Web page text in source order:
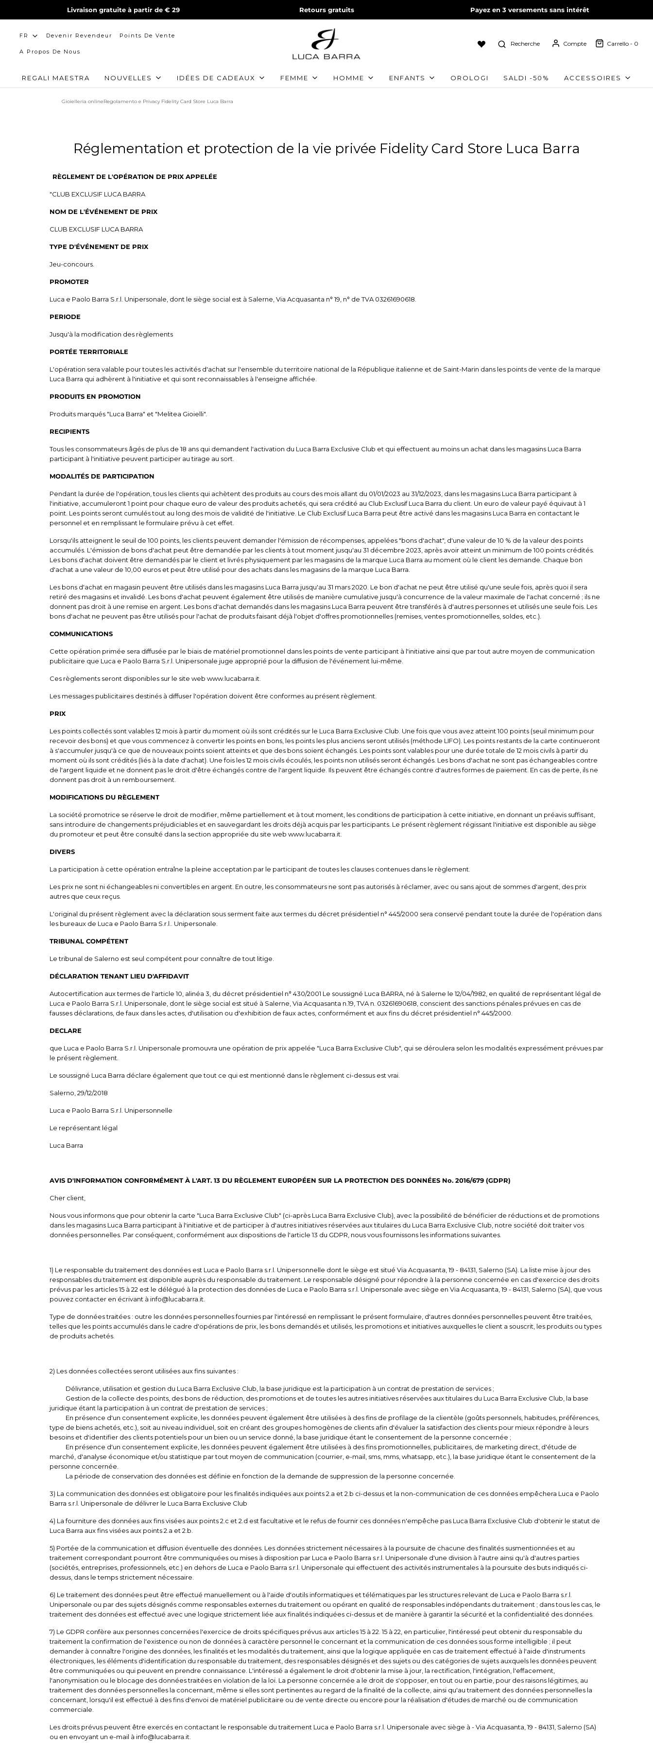
Livraison gratuite à partir de € 29 Retours gratuits Payez en 3 versements sans intérêt
FR Devenir Revendeur Points De Vente
A Propos De Nous
Recherche Compte Carrello - 0
REGALI MAESTRA NOUVELLES IDÉES DE CADEAUX FEMME HOMME ENFANTS OROLOGI SALDI -50% ACCESSOIRES
Gioielleria onlineRegolamento e Privacy Fidelity Card Store Luca Barra
Réglementation et protection de la vie privée Fidelity Card Store Luca Barra
RÈGLEMENT DE L'OPÉRATION DE PRIX APPELÉE
"CLUB EXCLUSIF LUCA BARRA
NOM DE L'ÉVÉNEMENT DE PRIX
CLUB EXCLUSIF LUCA BARRA
TYPE D'ÉVÉNEMENT DE PRIX
Jeu-concours.
PROMOTER
Luca e Paolo Barra S.r.l. Unipersonale, dont le siège social est à Salerne, Via Acquasanta n° 19, n° de TVA 03261690618.
PERIODE
Jusqu'à la modification des règlements
PORTÉE TERRITORIALE
L'opération sera valable pour toutes les activités d'achat sur l'ensemble du territoire national de la République italienne et de Saint-Marin dans les points de vente de la marque
Luca Barra qui adhèrent à l'initiative et qui sont reconnaissables à l'enseigne affichée.
PRODUITS EN PROMOTION
Produits marqués "Luca Barra" et "Melitea Gioielli".
RECIPIENTS
Tous les consommateurs âgés de plus de 18 ans qui demandent l'activation du Luca Barra Exclusive Club et qui effectuent au moins un achat dans les magasins Luca Barra
participant à l'initiative peuvent participer au tirage au sort.
MODALITÉS DE PARTICIPATION
Pendant la durée de l'opération, tous les clients qui achètent des produits au cours des mois allant du 01/01/2023 au 31/12/2023, dans les magasins Luca Barra participant à
l'initiative, accumuleront 1 point pour chaque euro de valeur des produits achetés, qui sera crédité au Club Exclusif Luca Barra du client. Un euro de valeur payé équivaut à 1
point. Les points seront cumulés tout au long des mois de validité de l'initiative. Le Club Exclusif Luca Barra peut être activé dans les magasins Luca Barra en contactant le
personnel et en remplissant le formulaire prévu à cet effet.
Lorsqu'ils atteignent le seuil de 100 points, les clients peuvent demander l'émission de récompenses, appelées "bons d'achat", d'une valeur de 10 % de la valeur des points
accumulés. L'émission de bons d'achat peut être demandée par les clients à tout moment jusqu'au 31 décembre 2023, après avoir atteint un minimum de 100 points crédités.
Les bons d'achat doivent être demandés par le client et livrés physiquement par les magasins de la marque Luca Barra au moment où le client les demande. Chaque bon
d'achat a une valeur de 10,00 euros et peut être utilisé pour des achats dans les magasins de la marque Luca Barra.
Les bons d'achat en magasin peuvent être utilisés dans les magasins Luca Barra jusqu'au 31 mars 2020. Le bon d'achat ne peut être utilisé qu'une seule fois, après quoi il sera
retiré des magasins et invalidé. Les bons d'achat peuvent également être utilisés de manière cumulative jusqu'à concurrence de la valeur maximale de l'achat concerné ; ils ne
donnent pas droit à une remise en argent. Les bons d'achat demandés dans les magasins Luca Barra peuvent être transférés à d'autres personnes et utilisés une seule fois. Les
bons d'achat ne peuvent pas être utilisés pour l'achat de produits faisant déjà l'objet d'offres promotionnelles (remises, ventes promotionnelles, soldes, etc.).
COMMUNICATIONS
Cette opération primée sera diffusée par le biais de matériel promotionnel dans les points de vente participant à l'initiative ainsi que par tout autre moyen de communication
publicitaire que Luca e Paolo Barra S.r.l. Unipersonale juge approprié pour la diffusion de l'événement lui-même.
Ces règlements seront disponibles sur le site web www.lucabarra.it.
Les messages publicitaires destinés à diffuser l'opération doivent être conformes au présent règlement.
PRIX
Les points collectés sont valables 12 mois à partir du moment où ils sont crédités sur le Luca Barra Exclusive Club. Une fois que vous avez atteint 100 points (seuil minimum pour
recevoir des bons) et que vous commencez à convertir les points en bons, les points les plus anciens seront utilisés (méthode LIFO). Les points restants de la carte continueront
à s'accumuler jusqu'à ce que de nouveaux points soient atteints et que des bons soient échangés. Les points sont valables pour une durée totale de 12 mois civils à partir du
moment où ils sont crédités (liés à la date d'achat). Une fois les 12 mois civils écoulés, les points non utilisés seront échangés. Les bons d'achat ne sont pas échangeables contre
de l'argent liquide et ne donnent pas le droit d'être échangés contre de l'argent liquide. Ils peuvent être échangés contre d'autres formes de paiement. En cas de perte, ils ne
donnent pas droit à un remboursement.
MODIFICATIONS DU RÈGLEMENT
La société promotrice se réserve le droit de modifier, même partiellement et à tout moment, les conditions de participation à cette initiative, en donnant un préavis suffisant,
sans introduire de changements préjudiciables et en sauvegardant les droits déjà acquis par les participants. Le présent règlement régissant l'initiative est disponible au siège
du promoteur et peut être consulté dans la section appropriée du site web www.lucabarra.it.
DIVERS
La participation à cette opération entraîne la pleine acceptation par le participant de toutes les clauses contenues dans le règlement.
Les prix ne sont ni échangeables ni convertibles en argent. En outre, les consommateurs ne sont pas autorisés à réclamer, avec ou sans ajout de sommes d'argent, des prix
autres que ceux reçus.
L'original du présent règlement avec la déclaration sous serment faite aux termes du décret présidentiel n° 445/2000 sera conservé pendant toute la durée de l'opération dans
les bureaux de Luca e Paolo Barra S.r.l.. Unipersonale.
TRIBUNAL COMPÉTENT
Le tribunal de Salerno est seul compétent pour connaître de tout litige.
DÉCLARATION TENANT LIEU D'AFFIDAVIT
Autocertification aux termes de l'article 10, alinéa 3, du décret présidentiel n° 430/2001 Le soussigné Luca BARRA, né à Salerne le 12/04/1982, en qualité de représentant légal de
Luca e Paolo Barra S.r.l. Unipersonale, dont le siège social est situé à Salerne, Via Acquasanta n.19, TVA n. 03261690618, conscient des sanctions pénales prévues en cas de
fausses déclarations, de faux dans les actes, d'utilisation ou d'exhibition de faux actes, conformément et aux fins du décret présidentiel n° 445/2000.
DECLARE
que Luca e Paolo Barra S.r.l. Unipersonale promouvra une opération de prix appelée "Luca Barra Exclusive Club", qui se déroulera selon les modalités expressément prévues par
le présent règlement.
Le soussigné Luca Barra déclare également que tout ce qui est mentionné dans le règlement ci-dessus est vrai.
Salerno, 29/12/2018
Luca e Paolo Barra S.r.l. Unipersonnelle
Le représentant légal
Luca Barra
AVIS D'INFORMATION CONFORMÉMENT À L'ART. 13 DU RÈGLEMENT EUROPÉEN SUR LA PROTECTION DES DONNÉES No. 2016/679 (GDPR)
Cher client,
Nous vous informons que pour obtenir la carte "Luca Barra Exclusive Club" (ci-après Luca Barra Exclusive Club), avec la possibilité de bénéficier de réductions et de promotions
dans les magasins Luca Barra participant à l'initiative et de participer à d'autres initiatives réservées aux titulaires du Luca Barra Exclusive Club, notre société doit traiter vos
données personnelles. Par conséquent, conformément aux dispositions de l'article 13 du GDPR, nous vous fournissons les informations suivantes.
1) Le responsable du traitement des données est Luca e Paolo Barra s.r.l. Unipersonnelle dont le siège est situé Via Acquasanta, 19 - 84131, Salerno (SA). La liste mise à jour des
responsables du traitement est disponible auprès du responsable du traitement. Le responsable désigné pour répondre à la personne concernée en cas d'exercice des droits
prévus par les articles 15 à 22 est le délégué à la protection des données de Luca e Paolo Barra s.r.l. Unipersonale avec siège en Via Acquasanta, 19 - 84131, Salerno (SA), que vous
pouvez contacter en écrivant à info@lucabarra.it.
Type de données traitées : outre les données personnelles fournies par l'intéressé en remplissant le présent formulaire, d'autres données personnelles peuvent être traitées,
telles que les points accumulés dans le cadre d'opérations de prix, les bons demandés et utilisés, les promotions et initiatives auxquelles le client a souscrit, les produits ou types
de produits achetés.
2) Les données collectées seront utilisées aux fins suivantes :
Délivrance, utilisation et gestion du Luca Barra Exclusive Club, la base juridique est la participation à un contrat de prestation de services ;
Gestion de la collecte des points, des bons de réduction, des promotions et de toutes les autres initiatives réservées aux titulaires du Luca Barra Exclusive Club, la base
juridique étant la participation à un contrat de prestation de services ;
En présence d'un consentement explicite, les données peuvent également être utilisées à des fins de profilage de la clientèle (goûts personnels, habitudes, préférences,
type de biens achetés, etc.), soit au niveau individuel, soit en créant des groupes homogènes de clients afin d'évaluer la satisfaction des clients pour mieux répondre à leurs
besoins et d'identifier des clients potentiels pour un bien ou un service donné, la base juridique étant le consentement de la personne concernée ;
En présence d'un consentement explicite, les données peuvent également être utilisées à des fins promotionnelles, publicitaires, de marketing direct, d'étude de
marché, d'analyse économique et/ou statistique par tout moyen de communication (courrier, e-mail, sms, mms, whatsapp, etc.), la base juridique étant le consentement de la
personne concernée.
La période de conservation des données est définie en fonction de la demande de suppression de la personne concernée.
3) La communication des données est obligatoire pour les finalités indiquées aux points 2.a et 2.b ci-dessus et la non-communication de ces données empêchera Luca e Paolo
Barra s.r.l. Unipersonale de délivrer le Luca Barra Exclusive Club
4) La fourniture des données aux fins visées aux points 2.c et 2.d est facultative et le refus de fournir ces données n'empêche pas Luca Barra Exclusive Club d'obtenir le statut de
Luca Barra aux fins visées aux points 2.a et 2.b.
5) Portée de la communication et diffusion éventuelle des données. Les données strictement nécessaires à la poursuite de chacune des finalités susmentionnées et au
traitement correspondant pourront être communiquées ou mises à disposition par Luca e Paolo Barra s.r.l. Unipersonale d'une division à l'autre ainsi qu'à d'autres parties
(sociétés, entreprises, professionnels, etc.) en dehors de Luca e Paolo Barra s.r.l. Unipersonale qui effectuent des activités instrumentales à la poursuite des buts indiqués ci-
dessus, dans le temps strictement nécessaire.
6) Le traitement des données peut être effectué manuellement ou à l'aide d'outils informatiques et télématiques par les structures relevant de Luca e Paolo Barra s.r.l.
Unipersonale ou par des sujets désignés comme responsables externes du traitement ou opérant en qualité de responsables indépendants du traitement ; dans tous les cas, le
traitement des données est effectué avec une logique strictement liée aux finalités indiquées ci-dessus et de manière à garantir la sécurité et la confidentialité des données.
7) Le GDPR confère aux personnes concernées l'exercice de droits spécifiques prévus aux articles 15 à 22. 15 à 22, en particulier, l'intéressé peut obtenir du responsable du
traitement la confirmation de l'existence ou non de données à caractère personnel le concernant et la communication de ces données sous forme intelligible ; il peut
demander à connaître l'origine des données, les finalités et les modalités du traitement, ainsi que la logique appliquée en cas de traitement effectué à l'aide d'instruments
électroniques, les éléments d'identification du responsable du traitement, des responsables désignés et des sujets ou des catégories de sujets auxquels les données peuvent
être communiquées ou qui peuvent en prendre connaissance. L'intéressé a également le droit d'obtenir la mise à jour, la rectification, l'intégration, l'effacement,
l'anonymisation ou le blocage des données traitées en violation de la loi. La personne concernée a le droit de s'opposer, en tout ou en partie, pour des raisons légitimes, au
traitement des données personnelles la concernant, même si elles sont pertinentes au regard de la finalité de la collecte, ainsi qu'au traitement des données personnelles la
concernant, lorsqu'il est effectué à des fins d'envoi de matériel publicitaire ou de vente directe ou encore pour la réalisation d'études de marché ou de communication
commerciale.
Les droits prévus peuvent être exercés en contactant le responsable du traitement Luca e Paolo Barra s.r.l. Unipersonale avec siège à - Via Acquasanta, 19 - 84131, Salerno (SA)
ou en envoyant un e-mail à info@lucabarra.it.